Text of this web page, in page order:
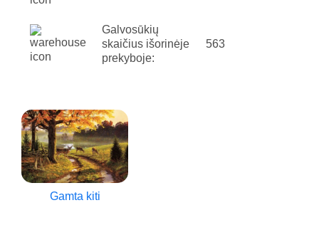
Galvosūkių
skaičius išorinėje
prekyboje:
563
Gamta kiti